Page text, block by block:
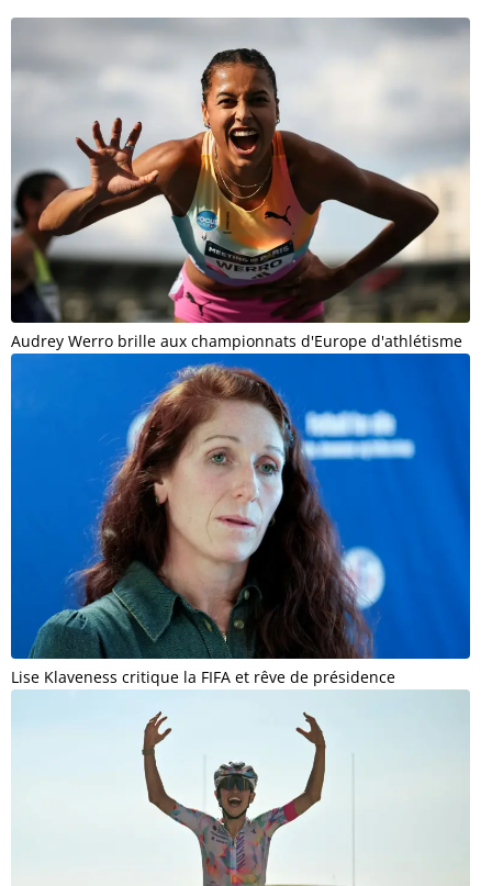
Audrey Werro brille aux championnats d'Europe d'athlétisme
Lise Klaveness critique la FIFA et rêve de présidence